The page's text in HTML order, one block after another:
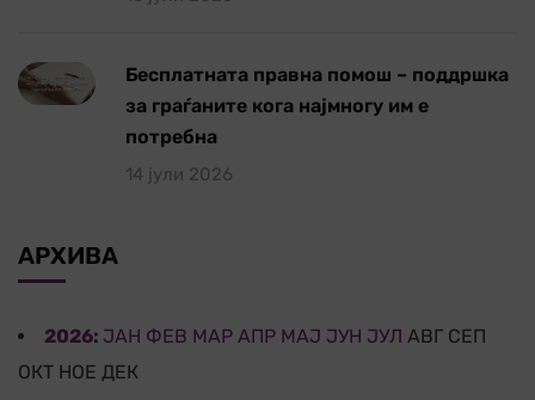
Бесплатната правна помош – поддршка
за граѓаните кога најмногу им е
потребна
14 јули 2026
АРХИВА
2026: ЈАН ФЕВ МАР АПР МАЈ ЈУН ЈУЛ АВГ СЕП
ОКТ НОЕ ДЕК